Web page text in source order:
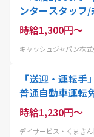
ンタースタッフ
時給1,300円～
キャッシュジャパン株
「送迎・運転
普通自動車運転
時給1,230円～
デイサービス・くまさん